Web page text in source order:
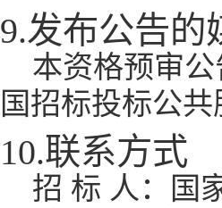
9.发布公告的
本资格预审公
国招标投标公共
10.联系方式
招 标 人：国